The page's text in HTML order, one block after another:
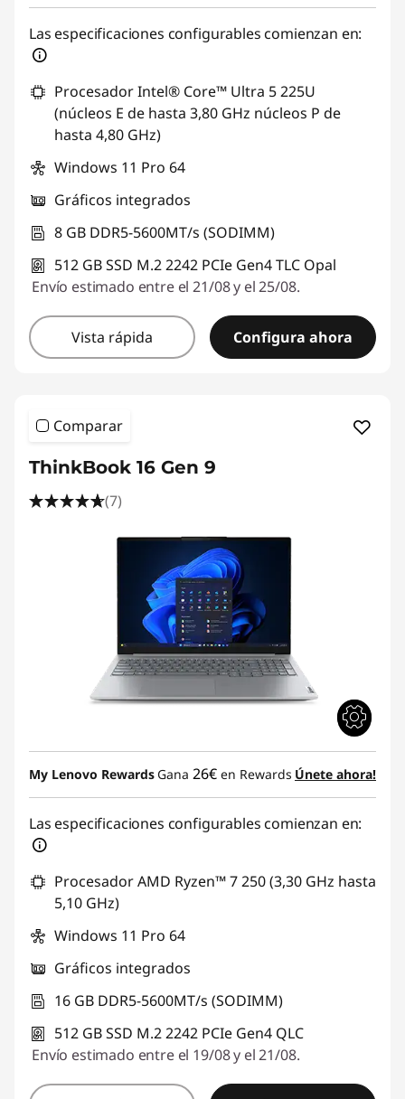
Las especificaciones configurables comienzan en:
Procesador Intel® Core™ Ultra 5 225U
(núcleos E de hasta 3,80 GHz núcleos P de
hasta 4,80 GHz)
Windows 11 Pro 64
Gráficos integrados
8 GB DDR5-5600MT/s (SODIMM)
512 GB SSD M.2 2242 PCIe Gen4 TLC Opal
Envío estimado entre el 21/08 y el 25/08.
Vista rápida Configura ahora
Comparar
ThinkBook 16 Gen 9
(7)
My Lenovo Rewards Gana 26€ en Rewards Únete ahora!
Las especificaciones configurables comienzan en:
Procesador AMD Ryzen™ 7 250 (3,30 GHz hasta
5,10 GHz)
Windows 11 Pro 64
Gráficos integrados
16 GB DDR5-5600MT/s (SODIMM)
512 GB SSD M.2 2242 PCIe Gen4 QLC
Envío estimado entre el 19/08 y el 21/08.